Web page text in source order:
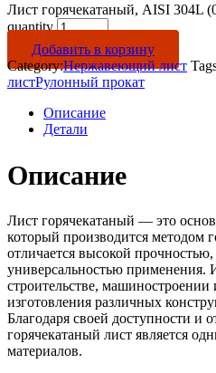
Лист горячекатаный, AISI 304L
quantity
Добавить в корзину
Category:Нержавеющий лист
листРулонный прокат
Описание
Детали
Описание
Лист горячекатаный — это
который производится методом
отличается высокой
универсальностью применения.
строительстве,
изготовления различных
Благодаря своей доступности и
горячекатаный лист является
материалов.